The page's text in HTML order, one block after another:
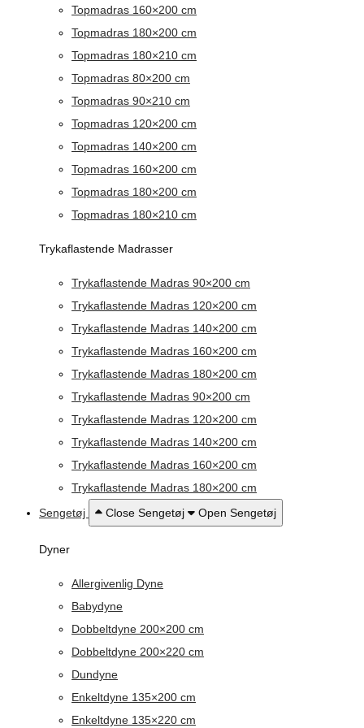
Topmadras 160×200 cm
Topmadras 180×200 cm
Topmadras 180×210 cm
Topmadras 80×200 cm
Topmadras 90×210 cm
Topmadras 120×200 cm
Topmadras 140×200 cm
Topmadras 160×200 cm
Topmadras 180×200 cm
Topmadras 180×210 cm
Trykaflastende Madrasser
Trykaflastende Madras 90×200 cm
Trykaflastende Madras 120×200 cm
Trykaflastende Madras 140×200 cm
Trykaflastende Madras 160×200 cm
Trykaflastende Madras 180×200 cm
Trykaflastende Madras 90×200 cm
Trykaflastende Madras 120×200 cm
Trykaflastende Madras 140×200 cm
Trykaflastende Madras 160×200 cm
Trykaflastende Madras 180×200 cm
Sengetøj
Close Sengetøj Open Sengetøj
Dyner
Allergivenlig Dyne
Babydyne
Dobbeltdyne 200×200 cm
Dobbeltdyne 200×220 cm
Dundyne
Enkeltdyne 135×200 cm
Enkeltdyne 135×220 cm